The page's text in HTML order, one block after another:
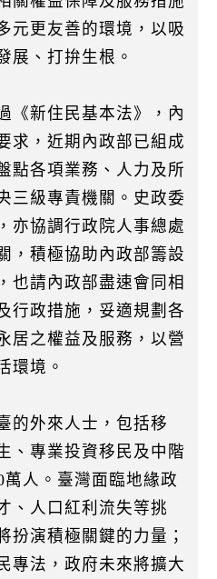
元更友善的環境，以吸
展、打拚生根。
《新住民基本法》，內
求，近期內政部已組成
點各項業務、人力及所
三級專責機關。史政委
亦協調行政院人事總處
，積極協助內政部籌設
也請內政部盡速會同相
行政措施，妥適規劃各
居之權益及服務，以營
環境。
的外來人士，包括移
、專業投資移民及中階
人。臺灣面臨地緣政
、人口紅利流失等挑
扮演積極關鍵的力量；
專法，政府未來將擴大